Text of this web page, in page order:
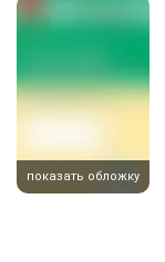
показать обложку